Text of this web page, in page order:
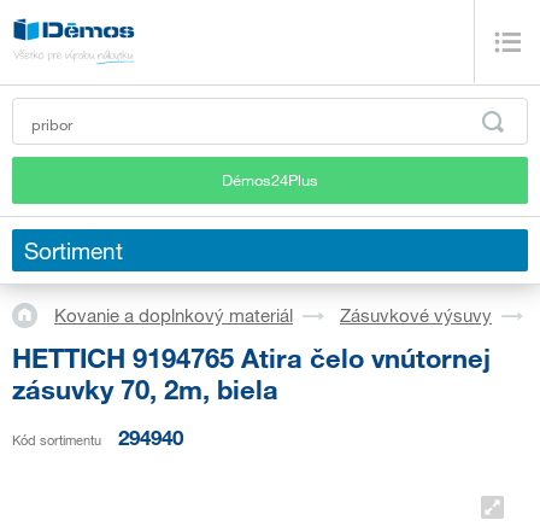
Démos24Plus
Sortiment
Kovanie a doplnkový materiál Zásuvkové výsuvy
HETTICH 9194765 Atira čelo vnútornej
zásuvky 70, 2m, biela
Kód sortimentu 294940